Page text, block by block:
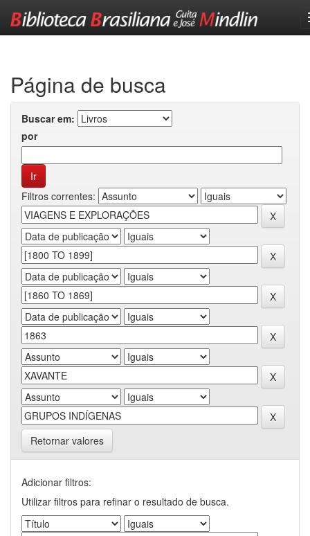
Página de busca
Buscar em:
por
Filtros correntes:
Retornar valores
Adicionar filtros:
Utilizar filtros para refinar o resultado de busca.